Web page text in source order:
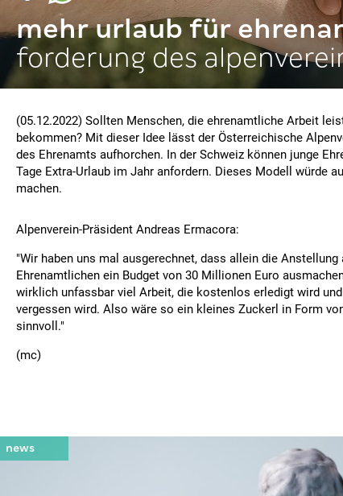
mehr urlaub für
forderung des
(05.12.2022) Sollten Menschen, die ehrenamtliche Arbeit
bekommen? Mit dieser Idee lässt der Österreichische
des Ehrenamts aufhorchen. In der Schweiz können junge
Tage Extra-Urlaub im Jahr anfordern. Dieses Modell würde
machen.
Alpenverein-Präsident Andreas Ermacora:
"Wir haben uns mal ausgerechnet, dass allein die Anstellung
Ehrenamtlichen ein Budget von 30 Millionen Euro
wirklich unfassbar viel Arbeit, die kostenlos erledigt wird
vergessen wird. Also wäre so ein kleines Zuckerl in Form
sinnvoll."
(mc)